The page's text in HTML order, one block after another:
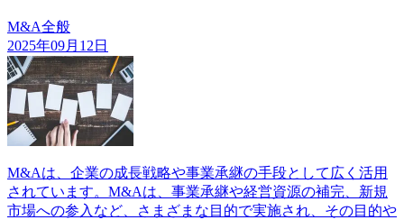
M&A全般
2025年09月12日
M&Aは、企業の成長戦略や事業承継の手段として広く活用
されています。M&Aは、事業承継や経営資源の補完、新規
市場への参入など、さまざまな目的で実施され、その目的や